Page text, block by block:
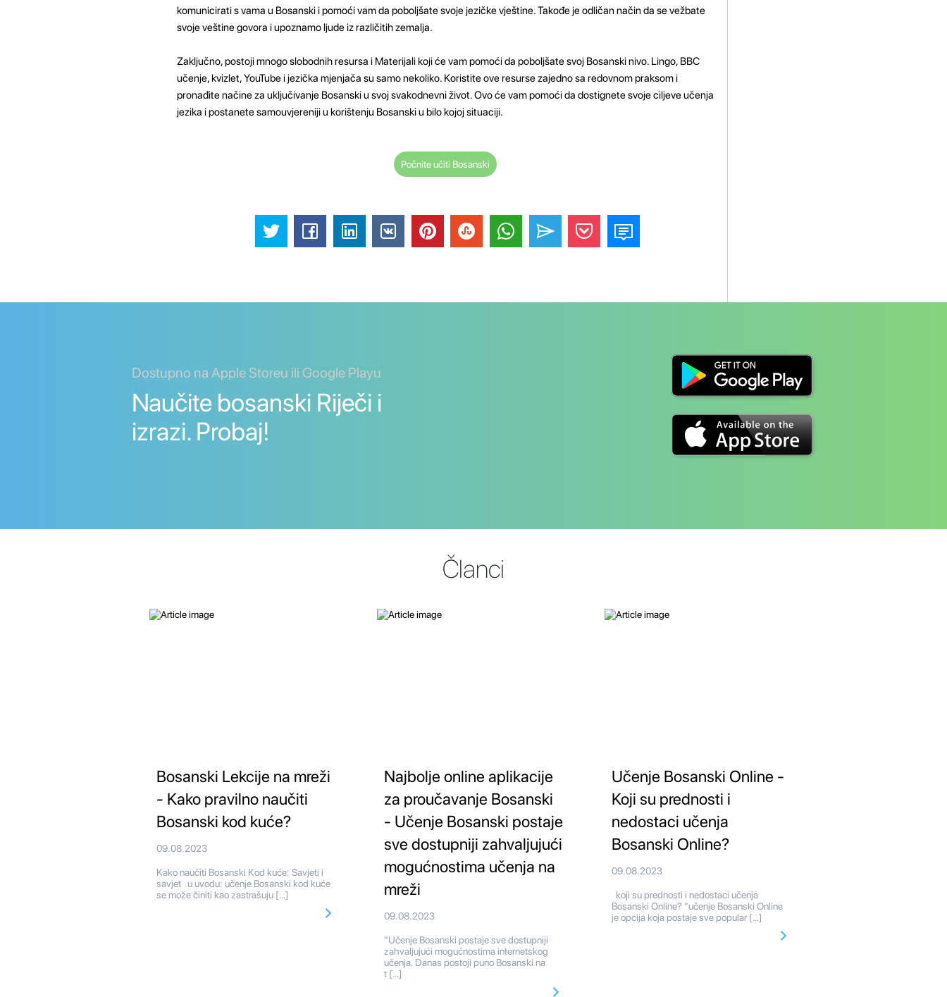
komunicirati s vama u Bosanski i pomoći vam da poboljšate svoje jezičke vještine. Takođe je odličan način da se vežbate
svoje veštine govora i upoznamo ljude iz različitih zemalja.
Zaključno, postoji mnogo slobodnih resursa i Materijali koji će vam pomoći da poboljšate svoj Bosanski nivo. Lingo, BBC
učenje, kvizlet, YouTube i jezička mjenjača su samo nekoliko. Koristite ove resurse zajedno sa redovnom praksom i
pronađite načine za uključivanje Bosanski u svoj svakodnevni život. Ovo će vam pomoći da dostignete svoje ciljeve učenja
jezika i postanete samouvjereniji u korištenju Bosanski u bilo kojoj situaciji.
Počnite učiti Bosanski
Dostupno na Apple Storeu ili Google Playu
Naučite bosanski Riječi i
izrazi. Probaj!
Članci
Bosanski Lekcije na mreži
- Kako pravilno naučiti
Bosanski kod kuće?
09.08.2023
Kako naučiti Bosanski Kod kuće: Savjeti i
savjet u uvodu: učenje Bosanski kod kuće
se može činiti kao zastrašuju […]
Najbolje online aplikacije
za proučavanje Bosanski
- Učenje Bosanski postaje
sve dostupniji zahvaljujući
mogućnostima učenja na
mreži
09.08.2023
"Učenje Bosanski postaje sve dostupniji
zahvaljujući mogućnostima internetskog
učenja. Danas postoji puno Bosanski na
t […]
Učenje Bosanski Online -
Koji su prednosti i
nedostaci učenja
Bosanski Online?
09.08.2023
koji su prednosti i nedostaci učenja
Bosanski Online? "učenje Bosanski Online
je opcija koja postaje sve popular […]